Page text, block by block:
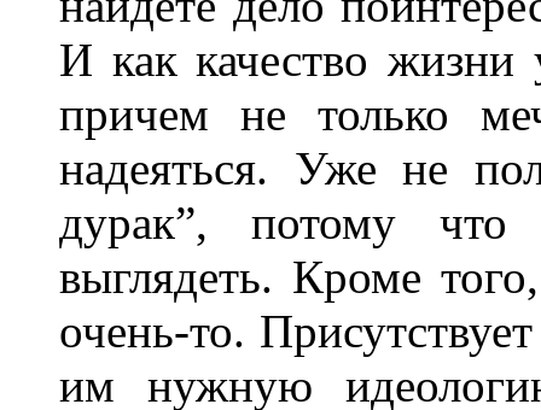
И как качество жизни
причем не только
надеяться. Уже не
дурак”, потому что
выглядеть. Кроме
очень-то.
им нужную